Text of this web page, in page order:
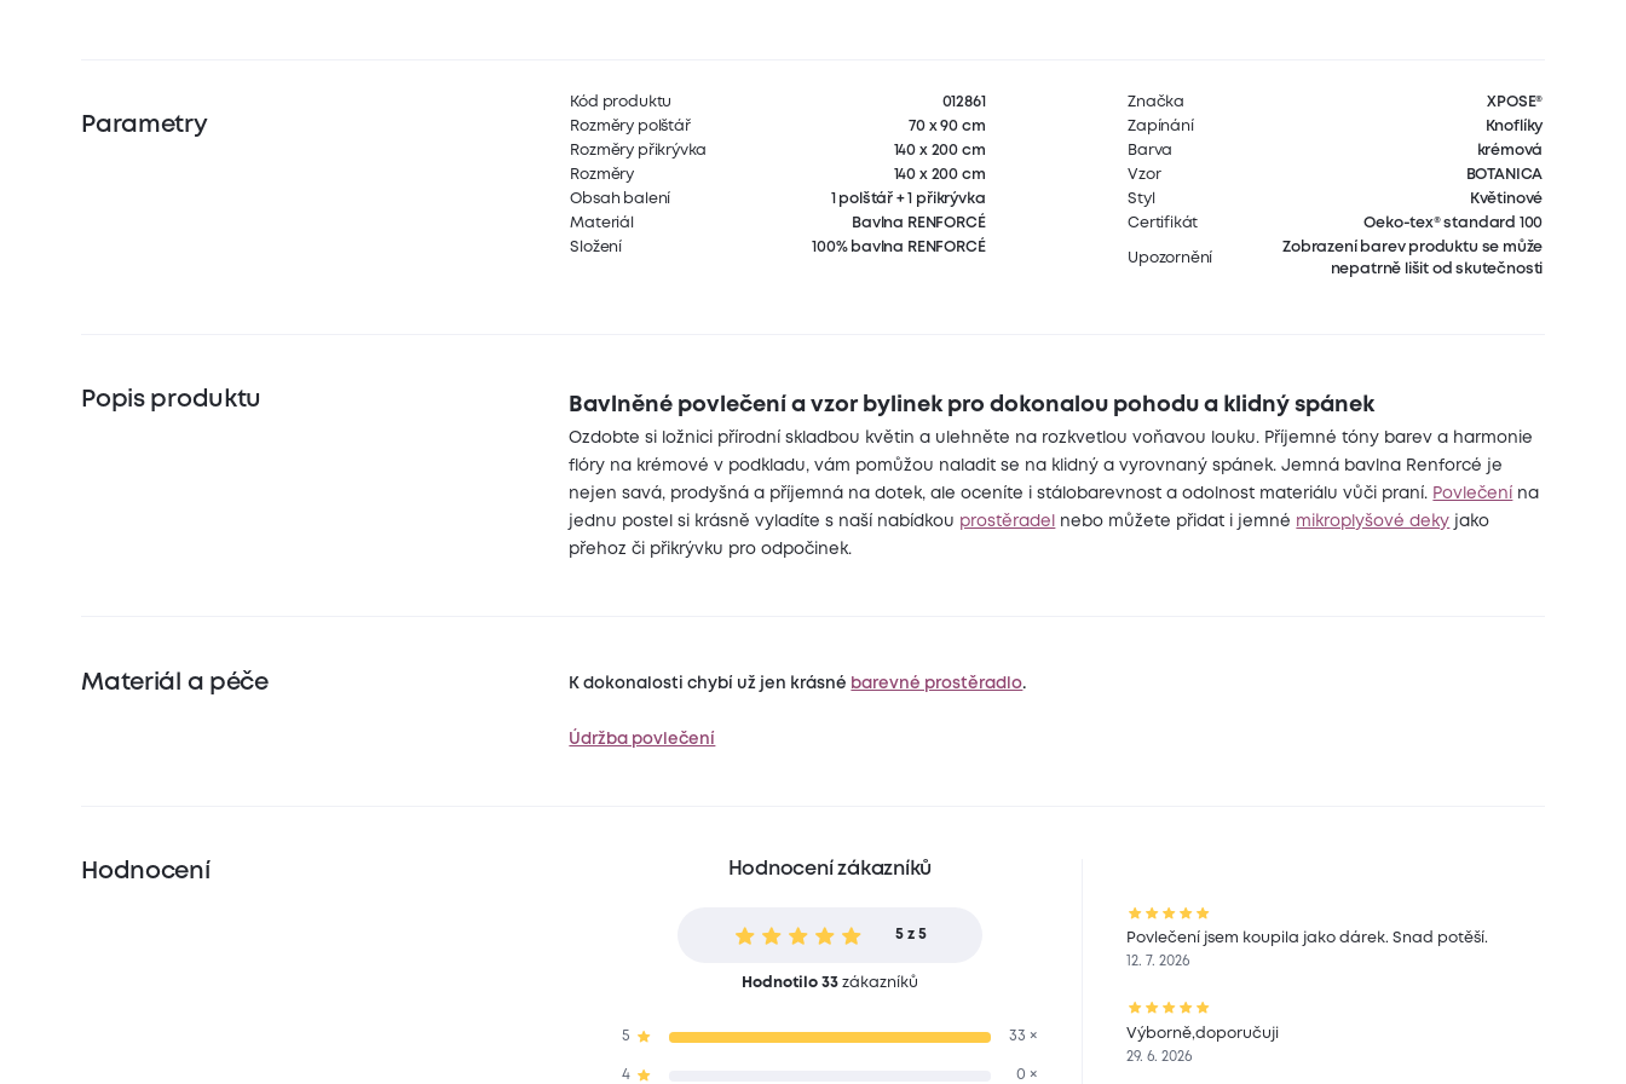
Parametry
Kód produktu
012861
Rozměry polštář
70 x 90 cm
Rozměry přikrývka
140 x 200 cm
Rozměry
140 x 200 cm
Obsah balení
1 polštář + 1 přikrývka
Materiál
Bavlna RENFORCÉ
Složení
100% bavlna RENFORCÉ
Značka
XPOSE®
Zapínání
Knoflíky
Barva
krémová
Vzor
BOTANICA
Styl
Květinové
Certifikát
Oeko-tex® standard 100
Upozornění
Zobrazení barev produktu se může
nepatrně lišit od skutečnosti
Popis produktu Bavlněné povlečení a vzor bylinek pro dokonalou pohodu a klidný spánek
Ozdobte si ložnici přírodní skladbou květin a ulehněte na rozkvetlou voňavou louku. Příjemné tóny barev a harmonie
flóry na krémové v podkladu, vám pomůžou naladit se na klidný a vyrovnaný spánek. Jemná bavlna Renforcé je
nejen savá, prodyšná a příjemná na dotek, ale oceníte i stálobarevnost a odolnost materiálu vůči praní. Povlečení
na
jednu postel si krásně vyladíte s naší nabídkou prostěradel nebo můžete přidat i jemné mikroplyšové deky jako
přehoz či přikrývku pro odpočinek.
Materiál a péče K dokonalosti chybí už jen krásné barevné prostěradlo.
Údržba povlečení
Hodnocení Hodnocení zákazníků
5 z 5
Hodnotilo 33zákazníků
5 33 ×
4 0 ×
Povlečení jsem koupila jako dárek. Snad potěší.
12. 7. 2026
Výborně,doporučuji
29. 6. 2026